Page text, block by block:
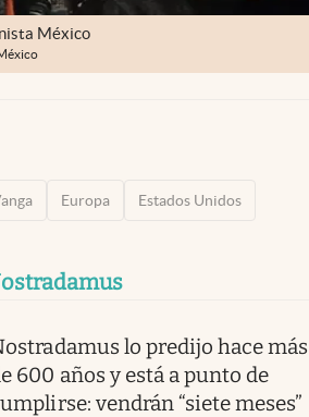
México
Europa Estados Unidos
lo predijo hace más
600 años y está a punto de
vendrán “siete meses”